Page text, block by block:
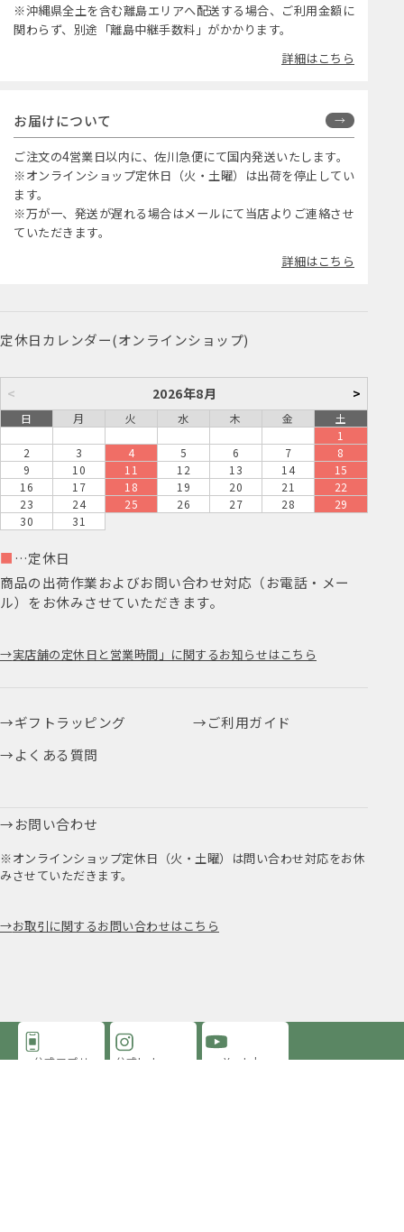
※沖縄県全土を含む離島エリアへ配送する場合、ご利用金額に
関わらず、別途「離島中継手数料」がかかります。
詳細はこちら
お届けについて
ご注文の4営業日以内に、佐川急便にて国内発送いたします。
※オンラインショップ定休日（火・土曜）は出荷を停止してい
ます。
※万が一、発送が遅れる場合はメールにて当店よりご連絡させ
ていただきます。
詳細はこちら
定休日カレンダー(オンラインショップ)
< 2026年8月 >
日 月 火 水 木 金
土
1
2
3 4 5 6 7
8
9
10 11 12 13 14
15
16
17 18 19 20 21
22
23
24 25 26 27 28
29
30
31
■ …定休日
商品の出荷作業およびお問い合わせ対応（お電話・メー
ル）をお休みさせていただきます。
実店舗の定休日と営業時間」に関するお知らせはこちら
ギフトラッピング
ご利用ガイド
よくある質問
お問い合わせ
※オンラインショップ定休日（火・土曜）は問い合わせ対応をお休
みさせていただきます。
お取引に関するお問い合わせはこちら
公式アプリ 公式Instagram Youtube